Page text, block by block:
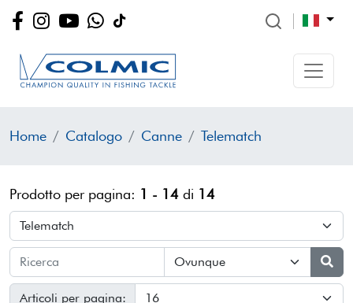
Home Catalogo Canne Telematch
Prodotto per pagina: 1 - 14 di 14
Articoli per pagina: